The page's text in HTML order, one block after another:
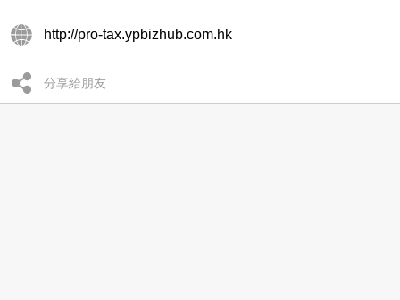
http://pro-tax.ypbizhub.com.hk
分享給朋友